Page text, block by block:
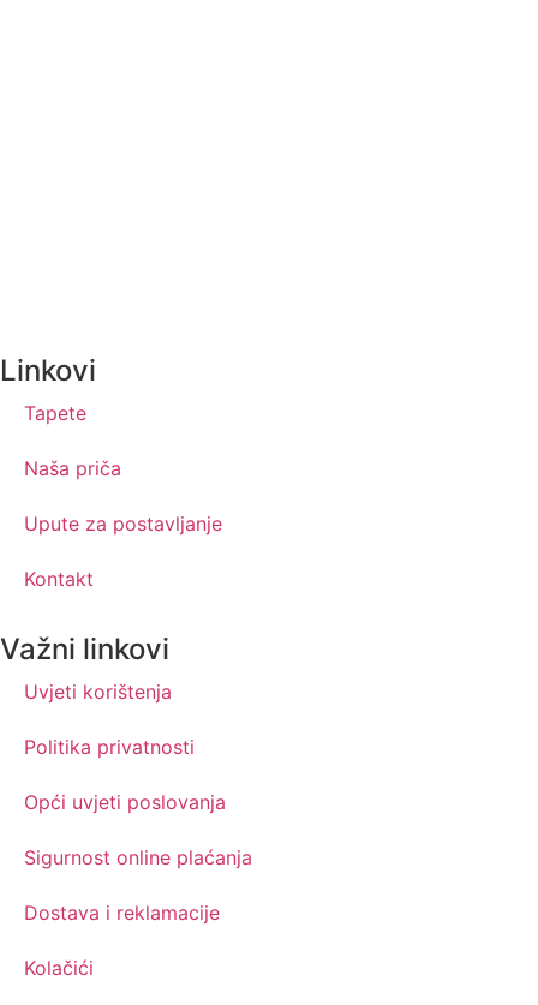
Linkovi
Tapete
Naša priča
Upute za postavljanje
Kontakt
Važni linkovi
Uvjeti korištenja
Politika privatnosti
Opći uvjeti poslovanja
Sigurnost online plaćanja
Dostava i reklamacije
Kolačići